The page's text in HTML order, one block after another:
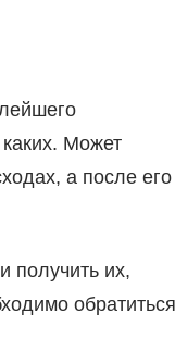
Может
а после его
получить их,
обратиться